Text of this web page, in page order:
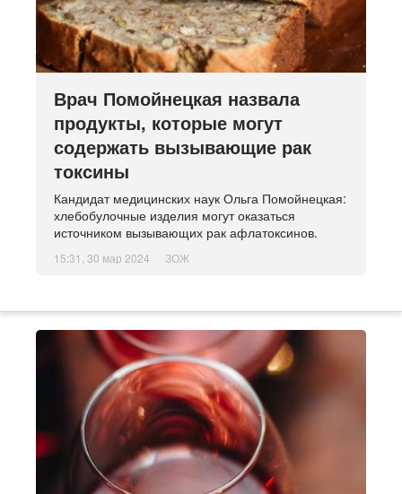
Врач Помойнецкая назвала
продукты, которые могут
содержать вызывающие рак
токсины
Кандидат медицинских наук Ольга Помойнецкая:
хлебобулочные изделия могут оказаться
источником вызывающих рак афлатоксинов.
15:31, 30 мар 2024 ЗОЖ